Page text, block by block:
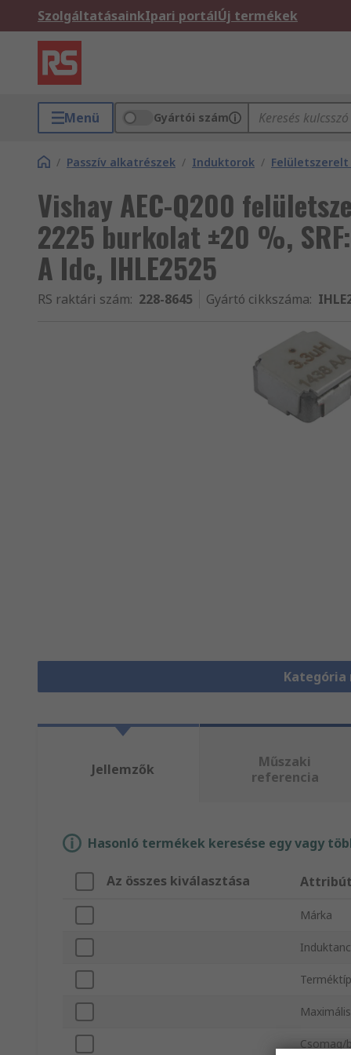
SzolgáltatásainkIpari portálÚj termékek
Menü Gyártói szám
/ Passzív alkatrészek / Induktorok /
Vishay AEC-Q200
2225 burkolat ±20 %,
A Idc, IHLE2525
RS raktári szám: 228-8645 Gyártó cikkszáma:
Jellemzők
Műszaki
referencia
Hasonló termékek keresése egy vagy
Az összes kiválasztása
Márka
Csomag/